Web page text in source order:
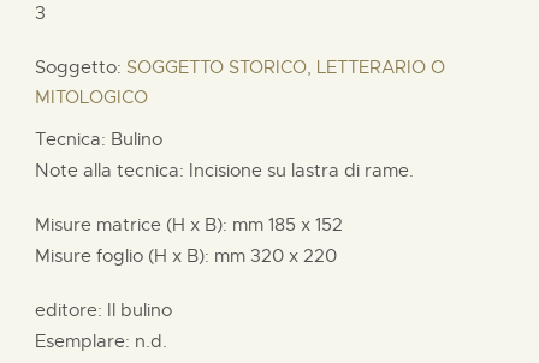
3
Soggetto: SOGGETTO STORICO, LETTERARIO O
MITOLOGICO
Tecnica: Bulino
Note alla tecnica: Incisione su lastra di rame.
Misure matrice (H x B): mm 185 x 152
Misure foglio (H x B): mm 320 x 220
editore: Il bulino
Esemplare: n.d.